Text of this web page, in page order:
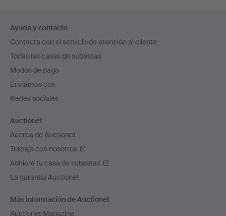
en
el
pie
de
página
Ayuda y contacto
Contacta con el servicio de atención al cliente
Todas las casas de subastas
Modos de pago
Enviamos con
Redes sociales
Auctionet
Acerca de Auctionet
Trabaja con nosotros
Adhiere tu casa de subastas
La garantía Auctionet
Más información de Auctionet
Auctionet Magazine